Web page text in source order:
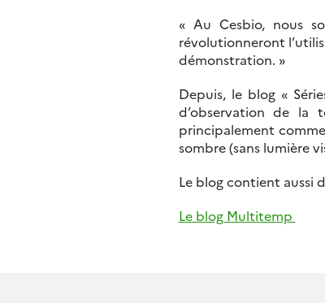
« Au Cesbio, nous
révolutionneront
démonstration. »
Depuis, le blog «
d’observation de la
principalement
sombre (sans lumière
Le blog contient aussi
Le blog Multitemp